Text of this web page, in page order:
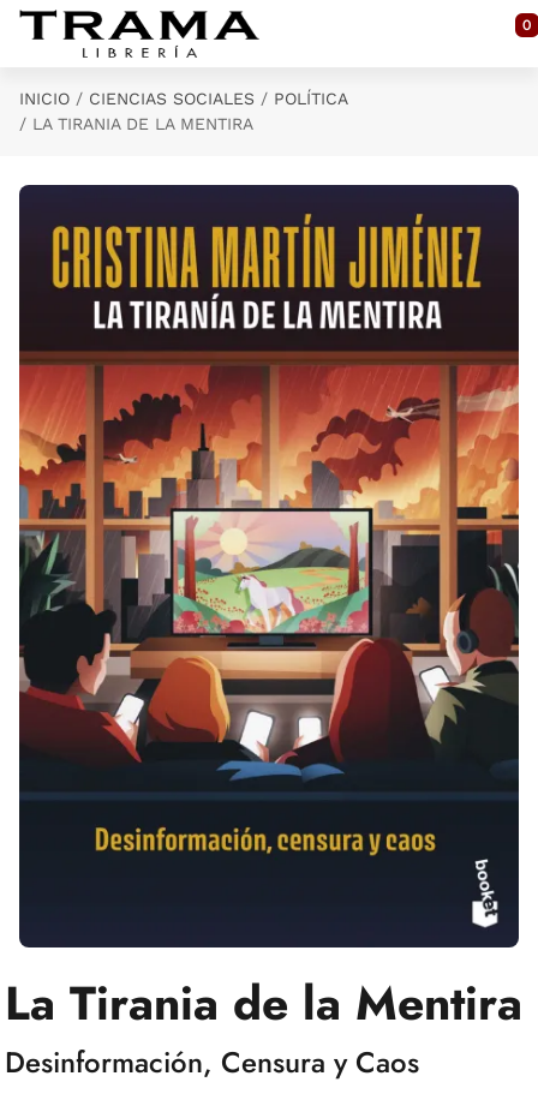
Saltar al contenido principal
0
INICIO CIENCIAS SOCIALES
POLÍTICA
LA TIRANIA DE LA MENTIRA
La Tirania de la Mentira
Desinformación, Censura y Caos